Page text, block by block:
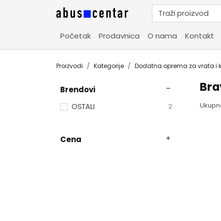
Početak Prodavnica O nama Kontakt
Proizvodi Kategorije Dodatna oprema za vrata i
Brendovi
OSTALI
2
Cena